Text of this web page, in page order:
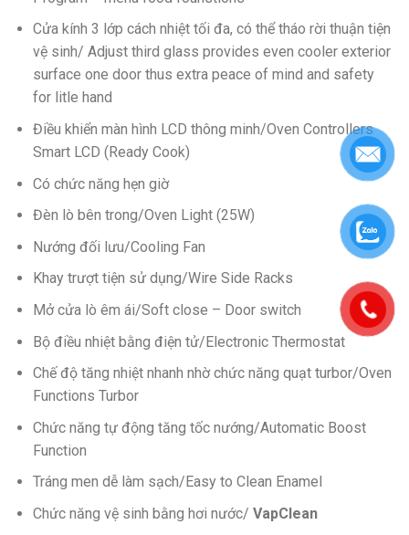
Cửa kính 3 lớp cách nhiệt tối đa, có thể tháo rời thuận tiện
vệ sinh/ Adjust third glass provides even cooler exterior
surface one door thus extra peace of mind and safety
for litle hand
Điều khiển màn hình LCD thông minh/Oven Controllers
Smart LCD (Ready Cook)
Có chức năng hẹn giờ
Đèn lò bên trong/Oven Light (25W)
Nướng đối lưu/Cooling Fan
Khay trượt tiện sử dụng/Wire Side Racks
Mở cửa lò êm ái/Soft close – Door switch
Bộ điều nhiệt bằng điện tử/Electronic Thermostat
Chế độ tăng nhiệt nhanh nhờ chức năng quạt turbor/Oven
Functions Turbor
Chức năng tự động tăng tốc nướng/Automatic Boost
Function
Tráng men dễ làm sạch/Easy to Clean Enamel
Chức năng vệ sinh bằng hơi nước/ VapClean